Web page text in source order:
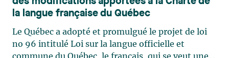
la langue française du Québec
Le Québec a adopté et promulgué le projet de loi
no 96 intitulé Loi sur la langue officielle et